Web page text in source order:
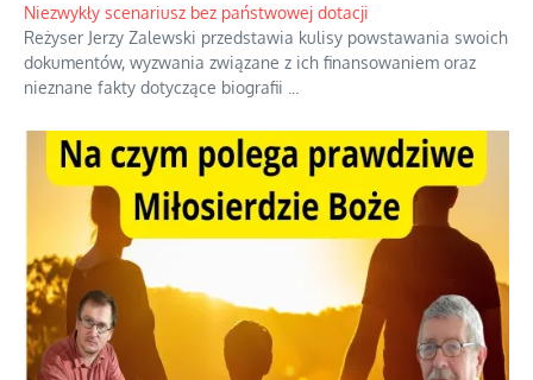
Niezwykły scenariusz bez państwowej dotacji
Reżyser Jerzy Zalewski przedstawia kulisy powstawania swoich
dokumentów, wyzwania związane z ich finansowaniem oraz
nieznane fakty dotyczące biografii